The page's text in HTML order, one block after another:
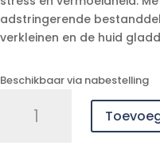
adstringerende
verkleinen en de huid
Beschikbaar via nabestelling